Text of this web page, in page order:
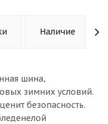
Наличие
шина,
зимних условий.
безопасность.